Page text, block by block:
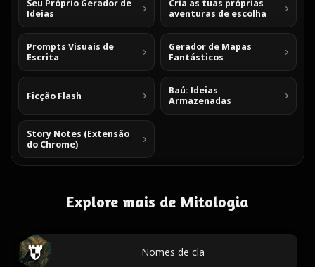
Seu Próprio Gerador de
Ideias
Cria as tuas próprias
aventuras de escolha
Prompts Visuais de
Escrita
Gerador de Mapas
Fantásticos
Ficção Flash
Baú: Ideias
Armazenadas
Story Notes (Extensão
do Chrome)
Explore mais de Mitologia
Nomes de clã